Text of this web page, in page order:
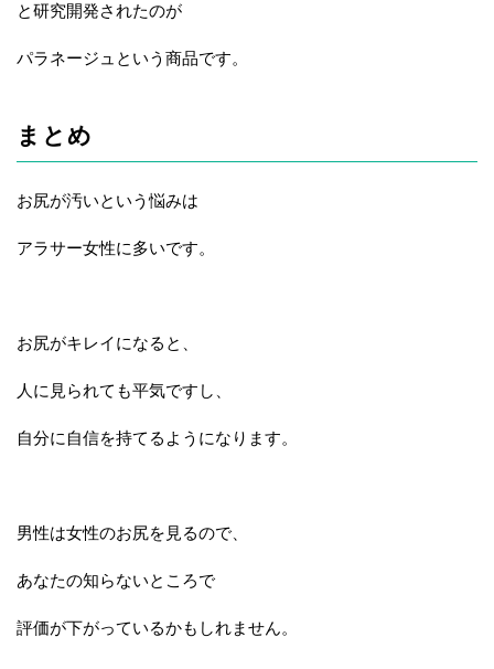
と研究開発されたのが
パラネージュという商品です。
まとめ
お尻が汚いという悩みは
アラサー女性に多いです。
お尻がキレイになると、
人に見られても平気ですし、
自分に自信を持てるようになります。
男性は女性のお尻を見るので、
あなたの知らないところで
評価が下がっているかもしれません。